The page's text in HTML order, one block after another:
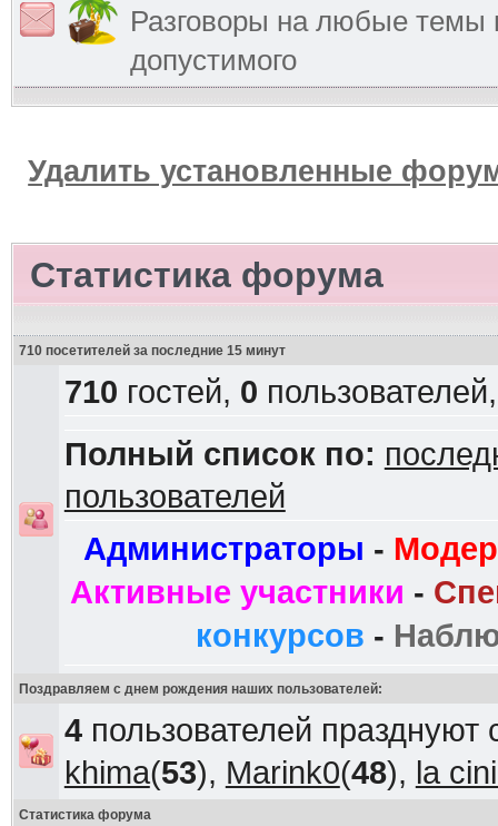
Разговоры на любые темы
допустимого
Удалить установленные
Статистика форума
710 посетителей за последние 15 минут
710 гостей, 0
Полный список по:
пользователей
Администраторы -
Активные участники -
конкурсов -
Поздравляем с днем рождения наших пользователей:
4пользователей празднуют
khima(53), Marink0(48), la
Статистика форума